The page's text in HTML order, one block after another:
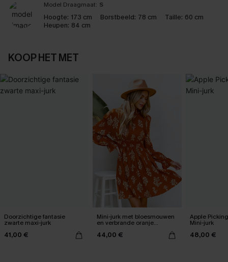
Model Draagmaat: S
Hoogte: 173 cm Borstbeeld: 78 cm Taille: 60 cm
Heupen: 84 cm
KOOP HET MET
Doorzichtige fantasie
zwarte maxi-jurk
41,00 €
Mini-jurk met bloesmouwen
en verbrande oranje
44,00 €
Apple
Mini-jurk
48,00 €